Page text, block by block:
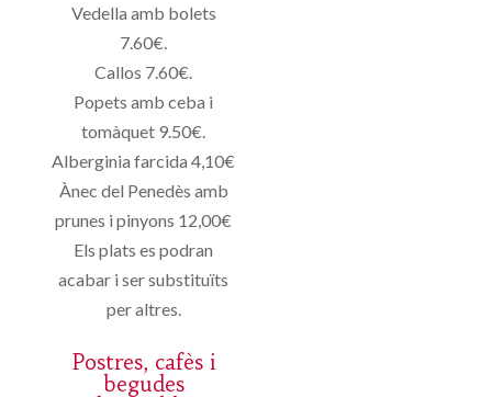
Vedella amb bolets
7.60€.
Callos 7.60€.
Popets amb ceba i
tomàquet 9.50€.
Alberginia farcida 4,10€
Ànec del Penedès amb
prunes i pinyons 12,00€
Els plats es podran
acabar i ser substituïts
per altres.
Postres, cafès i
begudes